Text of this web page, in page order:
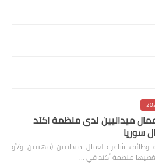
ميدانيين لدى منظمة اكتد
شاغرة لعمال ميدانيين (مهنيين و/أو
تغطيها منظمة أكتد في …